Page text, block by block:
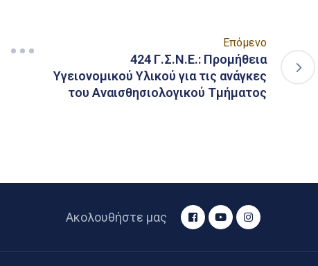
Επόμενο
424 Γ.Σ.Ν.Ε.: Προμήθεια
Υγειονομικού Υλικού για τις ανάγκες
του Αναισθησιολογικού Τμήματος
Ακολουθήστε μας